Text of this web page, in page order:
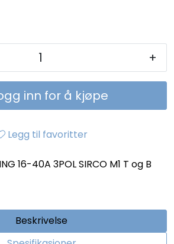
+
inn for å kjøpe
Legg til favoritter
16-40A 3POL SIRCO M1 T og B
Beskrivelse